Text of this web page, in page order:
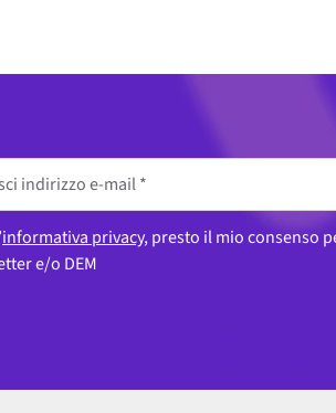
informativa privacy, presto il mio consenso
e/o DEM